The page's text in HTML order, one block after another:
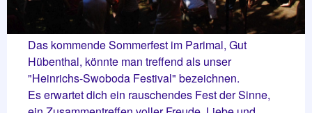
Das kommende Sommerfest im Parimal, Gut
Hübenthal, könnte man treffend als unser
"Heinrichs-Swoboda Festival" bezeichnen.
Es erwartet dich ein rauschendes Fest der Sinne,